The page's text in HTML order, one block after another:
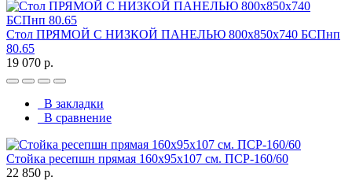
Стол ПРЯМОЙ С НИЗКОЙ ПАНЕЛЬЮ 800х850х740 БСПнп
80.65
19 070 р.
В закладки
В сравнение
Стойка ресепшн прямая 160х95х107 см. ПСР-160/60
22 850 р.